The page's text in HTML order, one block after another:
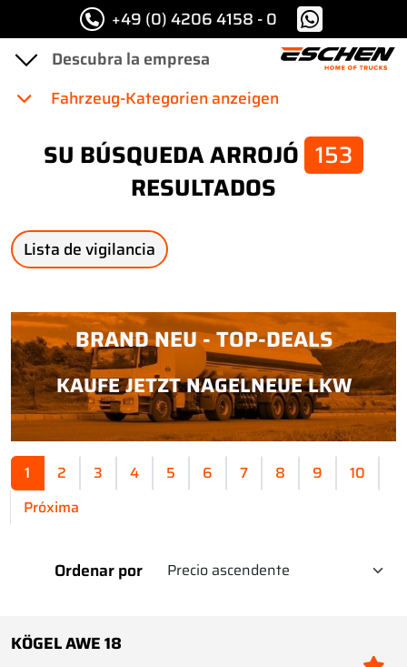
+49 (0) 4206 4158 - 0
Fahrzeug-Kategorien anzeigen
SU BÚSQUEDA ARROJÓ 153
RESULTADOS
Lista de vigilancia
BRAND NEU - TOP-DEALS
KAUFE JETZT NAGELNEUE LKW
1 2 3 4 5 6 7 8 9
10
Próxima
Ordenar por
KÖGEL AWE 18